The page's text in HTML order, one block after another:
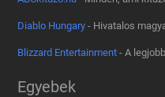
Diablo Hungary - Hivatalos
Blizzard Entertainment - A
Egyebek